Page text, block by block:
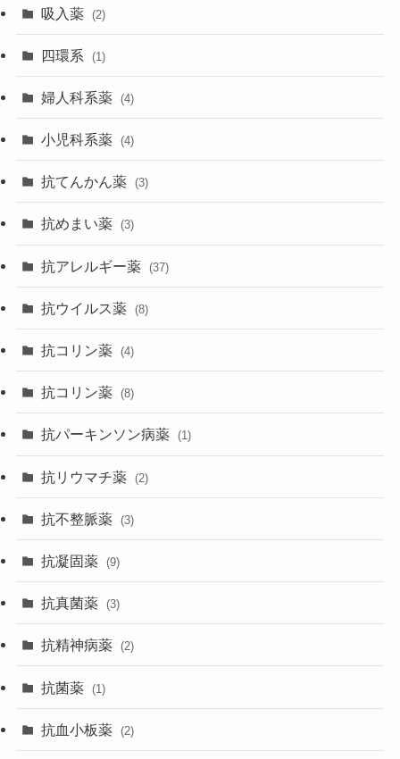
吸入薬 (2)
四環系 (1)
婦人科系薬 (4)
小児科系薬 (4)
抗てんかん薬 (3)
抗めまい薬 (3)
抗アレルギー薬 (37)
抗ウイルス薬 (8)
抗コリン薬 (4)
抗コリン薬 (8)
抗パーキンソン病薬 (1)
抗リウマチ薬 (2)
抗不整脈薬 (3)
抗凝固薬 (9)
抗真菌薬 (3)
抗精神病薬 (2)
抗菌薬 (1)
抗血小板薬 (2)